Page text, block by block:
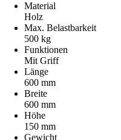
Material
Holz
Max. Belastbarkeit
500 kg
Funktionen
Mit Griff
Länge
600 mm
Breite
600 mm
Höhe
150 mm
Gewicht